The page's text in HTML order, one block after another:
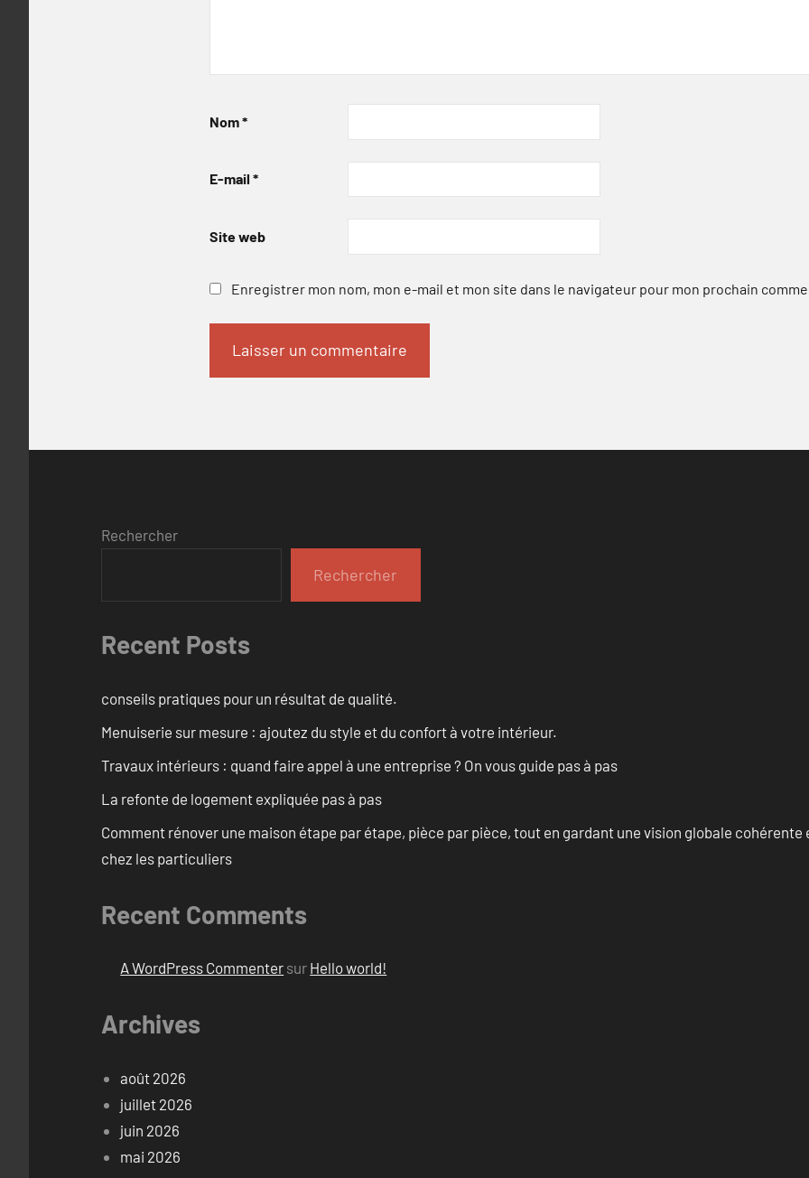
Nom*
E-mail *
Site web
Enregistrer mon nom, mon e-mail et mon site dans le navigateur pour mon prochain
Rechercher
Rechercher
Recent Posts
conseils pratiques pour un résultat de qualité.
Menuiserie sur mesure : ajoutez du style et du confort à votre intérieur.
Travaux intérieurs : quand faire appel à une entreprise ? On vous guide pas à pas
La refonte de logement expliquée pas à pas
Comment rénover une maison étape par étape, pièce par pièce, tout en gardant une vision globale
chez les particuliers
Recent Comments
A WordPress Commenter sur Hello world!
Archives
août 2026
juillet 2026
juin 2026
mai 2026